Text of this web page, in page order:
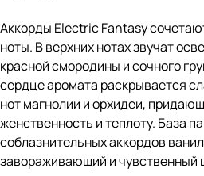
Аккорды Electric Fantasy
ноты. В верхних нотах звучат
красной смородины и сочного
сердце аромата раскрывается
нот магнолии и орхидеи,
женственность и теплоту. База
соблазнительных аккордов
завораживающий и чувственный